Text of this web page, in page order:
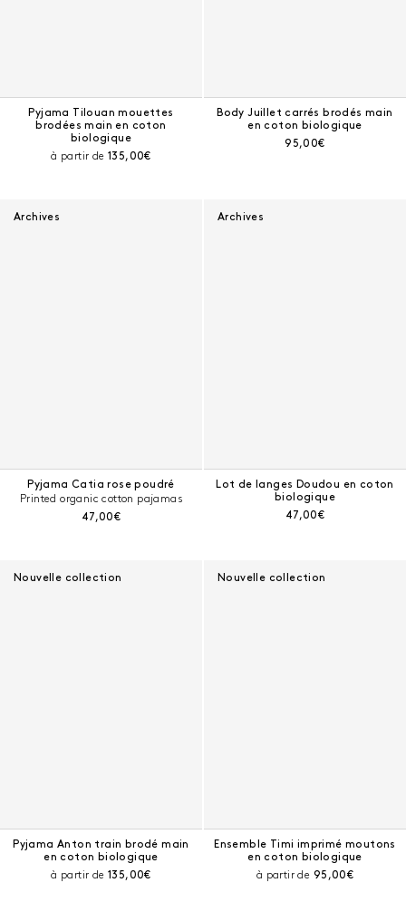
Pyjama Tilouan mouettes
brodées main en coton
biologique
à partir de Prix courant :
135,00€
Body Juillet carrés brodés main
en coton biologique
Prix courant :
95,00€
Archives
Pyjama Catia rose poudré
Printed organic cotton pajamas
Prix courant :
47,00€
Archives
Lot de langes Doudou en coton
biologique
Prix courant :
47,00€
Nouvelle collection
Pyjama Anton train brodé main
en coton biologique
à partir de Prix courant :
135,00€
Nouvelle collection
Ensemble Timi imprimé moutons
en coton biologique
à partir de Prix courant :
95,00€